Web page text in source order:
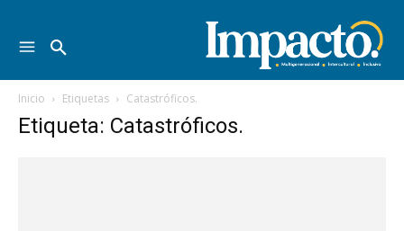
Inicio Etiquetas Catastróficos.
Etiqueta: Catastróficos.